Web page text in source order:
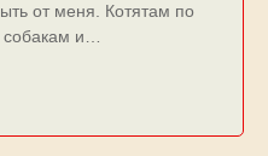
от меня. Котятам по
и…